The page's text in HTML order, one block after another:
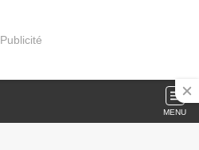
Publicité
MENU